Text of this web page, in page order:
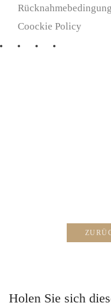
Coockie Policy
Holen Sie sich